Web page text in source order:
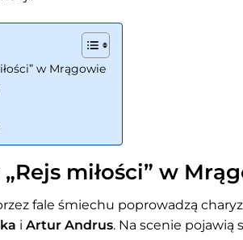
w Mrągowie
miłości” w
fale śmiechu poprowadzą
i Artur Andrus. Na scenie pojawią